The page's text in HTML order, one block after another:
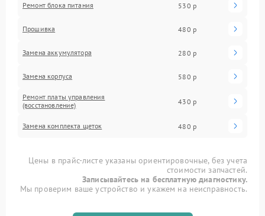
Ремонт блока питания 530 р
Прошивка 480 р
Замена аккумулятора 280 р
Замена корпуса 580 р
Ремонт платы управления
(восстановление)
430 р
Замена комплекта щеток 480 р
Цены в прайс-листе указаны ориентировочные, без учета
стоимости запчастей.
Записывайтесь на бесплатную диагностику.
Мы проверим ваше устройство и укажем на неисправность.